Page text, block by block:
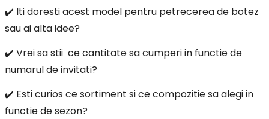
✔️ Iti doresti acest model pentru petrecerea de botez
sau ai alta idee?
✔️ Vrei sa stii ce cantitate sa cumperi in functie de
numarul de invitati?
✔️ Esti curios ce sortiment si ce compozitie sa alegi in
functie de sezon?